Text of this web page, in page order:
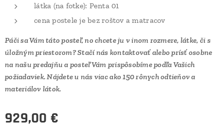
látka (na fotke): Penta 01
cena postele je bez roštov a matracov
Páči sa Vám táto posteľ, no chcete ju v inom rozmere, látke, či s
úložným priestorom? Stačí nás kontaktovať alebo prísť osobne
na našu predajňu a posteľ Vám prispôsobíme podľa Vašich
požiadaviek. Nájdete u nás viac ako 150 rônych odtieňov a
materiálov látok.
929,00 €